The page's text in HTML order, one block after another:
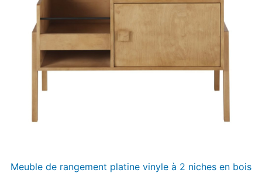
Meuble de rangement platine vinyle à 2 niches en bois